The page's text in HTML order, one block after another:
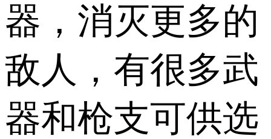
器，消灭更多的
敌人，有很多武
器和枪支可供选